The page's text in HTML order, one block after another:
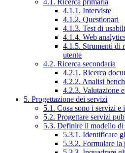
4.1.1. Interviste
4.1.2. Questionari
4.1.3. Test di
4.1.4. Web
4.1.5. Strumenti di
utente
4.2. Ricerca secondaria
4.2.1. Ricerca
4.2.2. Analisi
4.2.3. Valutazione
5. Progettazione dei servizi
5.1. Cosa sono i servizi e
5.2. Progettare servizi
5.3. Definire il modello di
5.3.1. Identificare
5.3.2. Formulare la